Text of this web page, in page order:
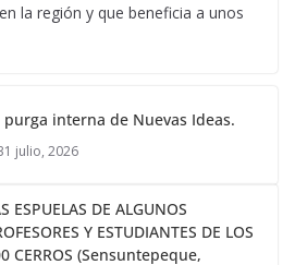
la región y que beneficia a unos
purga interna de Nuevas Ideas.
julio, 2026
ESPUELAS DE ALGUNOS
Y ESTUDIANTES DE LOS
CERROS (Sensuntepeque,